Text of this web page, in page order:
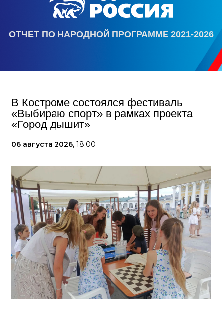
ОТЧЕТ ПО НАРОДНОЙ ПРОГРАММЕ 2021-2026
В Костроме состоялся фестиваль
«Выбираю спорт» в рамках проекта
«Город дышит»
06 августа 2026, 18:00